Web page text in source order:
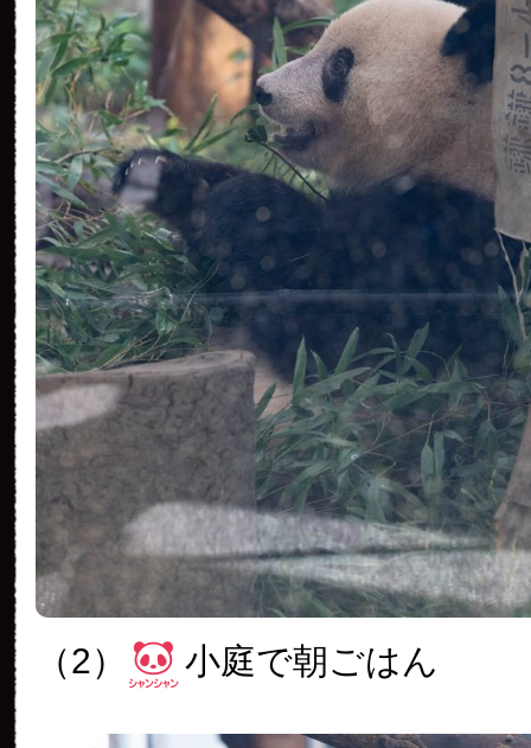
（2） 小庭で朝ごはん